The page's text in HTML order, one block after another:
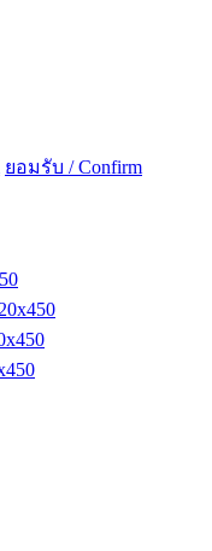
ยอมรับ / Confirm